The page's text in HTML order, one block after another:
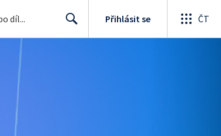
Přihlásit se ČT